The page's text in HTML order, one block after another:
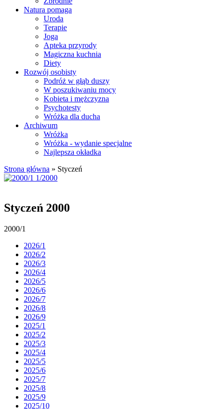
Natura pomaga
Uroda
Terapie
Joga
Apteka przyrody
Magiczna kuchnia
Diety
Rozwój osobisty
Podróż w głąb duszy
W poszukiwaniu mocy
Kobieta i mężczyzna
Psychotesty
Wróżka dla ducha
Archiwum
Wróżka
Wróżka - wydanie specjalne
Najlepsza okładka
Strona główna » Styczeń
Styczeń 2000
2000/1
2026/1
2026/2
2026/3
2026/4
2026/5
2026/6
2026/7
2026/8
2026/9
2025/1
2025/2
2025/3
2025/4
2025/5
2025/6
2025/7
2025/8
2025/9
2025/10